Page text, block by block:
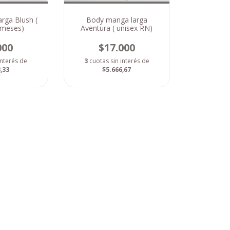
Blush (
de
Body manga larga
Aventura ( unisex RN)
$17.000
3 cuotas sin interés de
$5.666,67